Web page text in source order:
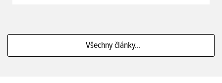
Všechny články...